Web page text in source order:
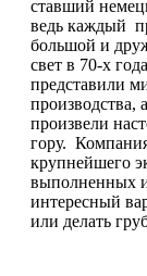
ставший
ведь каждый
большой и
свет в 70-х
представили
производства,
произвели
гору.
крупнейшего
выполненных
интересный
или делать